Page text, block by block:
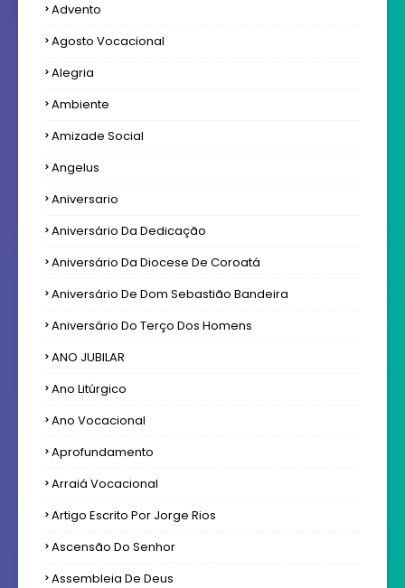
Advento
Agosto Vocacional
Alegria
Ambiente
Amizade Social
Angelus
Aniversario
Aniversário Da Dedicação
Aniversário Da Diocese De Coroatá
Aniversário De Dom Sebastião Bandeira
Aniversário Do Terço Dos Homens
ANO JUBILAR
Ano Litúrgico
Ano Vocacional
Aprofundamento
Arraiá Vocacional
Artigo Escrito Por Jorge Rios
Ascensão Do Senhor
Assembleia De Deus